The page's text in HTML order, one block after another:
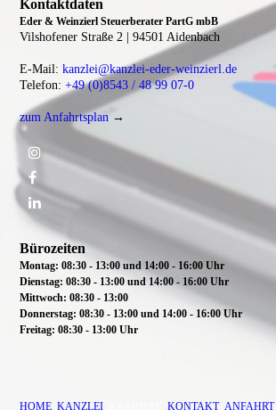
Kontaktdaten
Eder & Weinzierl Steuerberater PartG mbB
Vilshofener Straße 2 | 94501 Aidenbach
E-Mail:kanzlei@kanzlei-eder-weinzierl.de
Telefon:+49 (0)8543 / 48 99 07-0
zum Anfahrtsplan →
Bürozeiten
Montag: 08:30 - 13:00 und 14:00 - 16:00 Uhr
Dienstag:08:30 - 13:00 und 14:00 - 16:00 Uhr
Mittwoch:08:30 - 13:00
Donnerstag: 08:30 - 13:00 und 14:00 - 16:00 Uhr
Freitag: 08:30 - 13:00 Uhr
HOME KANZLEI KONTAKT ANFAHRT